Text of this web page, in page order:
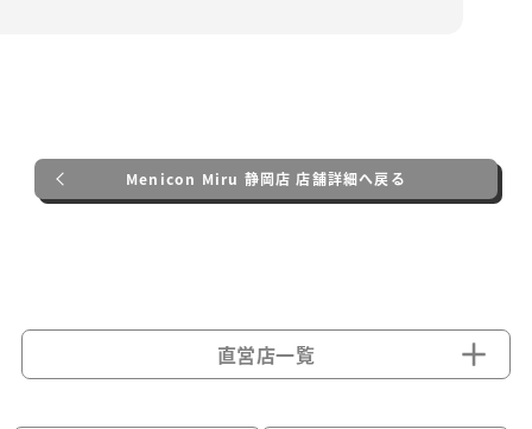
Menicon Miru 静岡店 店舗詳細へ戻る
直営店一覧